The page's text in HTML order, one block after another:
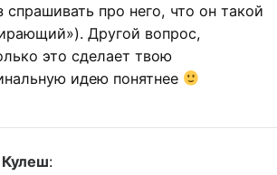
спрашивать про него, что он такой
Другой вопрос,
это сделает твою
идею понятнее
: